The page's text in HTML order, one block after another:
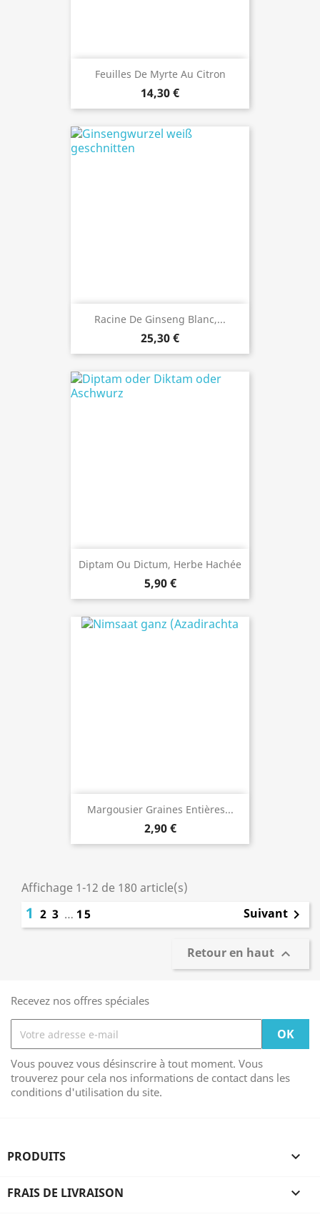
Feuilles De Myrte Au Citron
14,30 €
Racine De Ginseng Blanc,...
25,30 €
Diptam Ou Dictum, Herbe Hachée
5,90 €
Margousier Graines Entières...
2,90 €
Affichage 1-12 de 180 article(s)
1 2 3 … 15 Suivant 
Retour en haut 
Recevez nos offres spéciales
Vous pouvez vous désinscrire à tout moment. Vous
trouverez pour cela nos informations de contact dans les
conditions d'utilisation du site.
PRODUITS 
FRAIS DE LIVRAISON 